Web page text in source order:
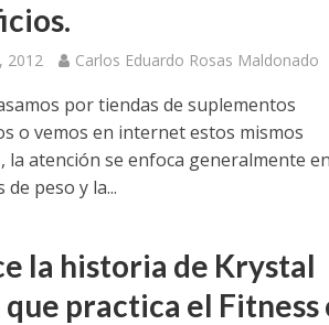
2012 Carlos Eduardo Rosas Maldonado
por tiendas de suplementos
o vemos en internet estos mismos
la atención se enfoca generalmente
peso y la...
la historia de Krystal
practica el Fitness